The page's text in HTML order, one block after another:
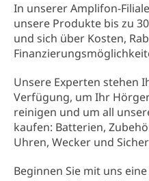
In unserer Amplifon-
unsere Produkte bis zu
und sich über Kosten,
Unsere Experten stehen
Verfügung, um Ihr
reinigen und um all
kaufen: Batterien,
Uhren, Wecker und
Beginnen Sie mit uns